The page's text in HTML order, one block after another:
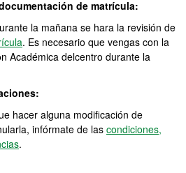
de matrícula:
la mañana se hara la revisión de
. Es necesario que vengas con la
Académica delcentro durante la
hacer alguna modificación de
infórmate de las condiciones,
.